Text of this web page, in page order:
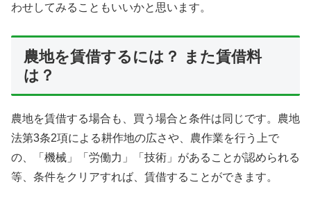
わせしてみることもいいかと思います。
農地を賃借するには？ また賃借料
は？
農地を賃借する場合も、買う場合と条件は同じです。農地
法第3条2項による耕作地の広さや、農作業を行う上で
の、「機械」「労働力」「技術」があることが認められる
等、条件をクリアすれば、賃借することができます。